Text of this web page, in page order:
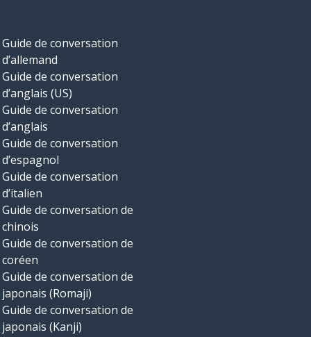
Guide de conversation
d’allemand
Guide de conversation
d’anglais (US)
Guide de conversation
d’anglais
Guide de conversation
d’espagnol
Guide de conversation
d’italien
Guide de conversation de
chinois
Guide de conversation de
coréen
Guide de conversation de
japonais (Romaji)
Guide de conversation de
japonais (Kanji)